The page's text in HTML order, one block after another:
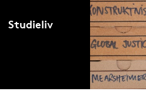
Studieliv